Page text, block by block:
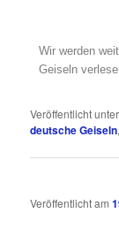
Wir werden
Geiseln
Veröffentlicht unter
deutsche Geiseln
Veröffentlicht am